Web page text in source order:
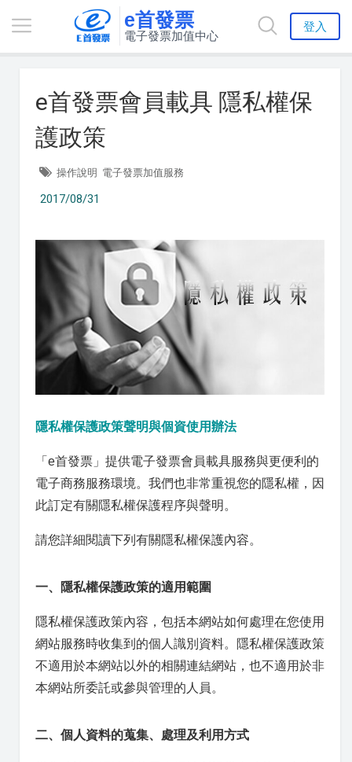
e首發票
電子發票加值中心
登入
e首發票會員載具 隱私權保
護政策
操作說明 電子發票加值服務
2017/08/31
隱私權保護政策聲明與個資使用辦法
「e首發票」提供電子發票會員載具服務與更便利的
電子商務服務環境。我們也非常重視您的隱私權，因
此訂定有關隱私權保護程序與聲明。
請您詳細閱讀下列有關隱私權保護內容。
一、隱私權保護政策的適用範圍
隱私權保護政策內容，包括本網站如何處理在您使用
網站服務時收集到的個人識別資料。隱私權保護政策
不適用於本網站以外的相關連結網站，也不適用於非
本網站所委託或參與管理的人員。
二、個人資料的蒐集、處理及利用方式